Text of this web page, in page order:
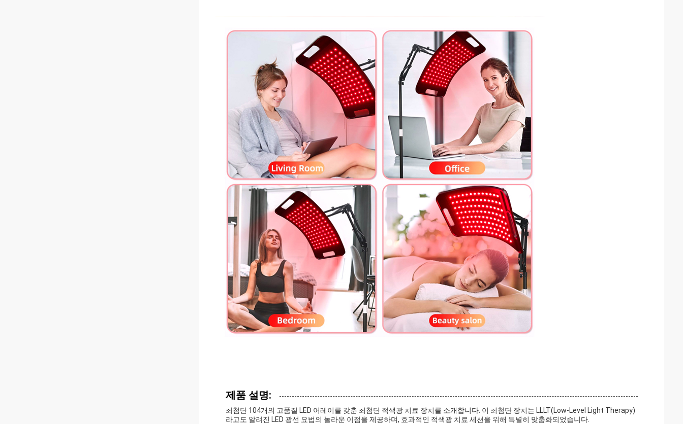
제품 설명:
최첨단 104개의 고품질 LED 어레이를 갖춘 최첨단 적색광 치료 장치를 소개합니다. 이 최첨단 장치는 LLLT(Low-Level Light Therapy)
라고도 알려진 LED 광선 요법의 놀라운 이점을 제공하며, 효과적인 적색광 치료 세션을 위해 특별히 맞춤화되었습니다.